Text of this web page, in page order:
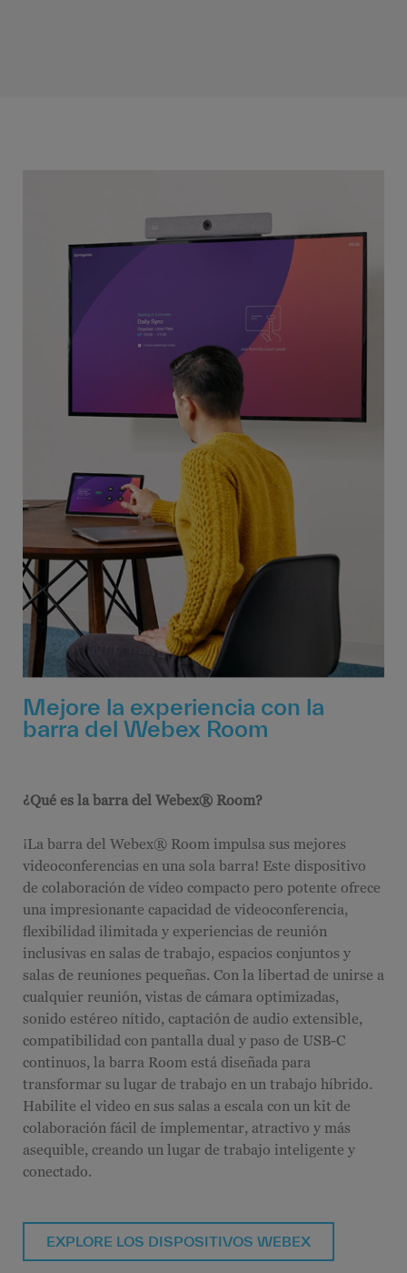
Mejore la experiencia con la
barra del Webex Room
¿Qué es la barra del Webex® Room?
¡La barra del Webex® Room impulsa sus mejores
videoconferencias en una sola barra! Este dispositivo
de colaboración de vídeo compacto pero potente ofrece
una impresionante capacidad de videoconferencia,
flexibilidad ilimitada y experiencias de reunión
inclusivas en salas de trabajo, espacios conjuntos y
salas de reuniones pequeñas. Con la libertad de unirse a
cualquier reunión, vistas de cámara optimizadas,
sonido estéreo nítido, captación de audio extensible,
compatibilidad con pantalla dual y paso de USB-C
continuos, la barra Room está diseñada para
transformar su lugar de trabajo en un trabajo híbrido.
Habilite el video en sus salas a escala con un kit de
colaboración fácil de implementar, atractivo y más
asequible, creando un lugar de trabajo inteligente y
conectado.
EXPLORE LOS DISPOSITIVOS WEBEX